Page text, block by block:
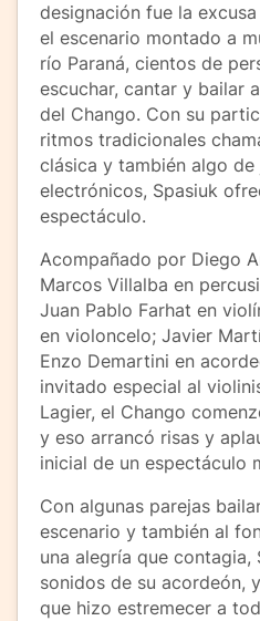
designación fue la
el escenario montado a
río Paraná, cientos de
escuchar, cantar y bailar
del Chango. Con su
ritmos tradicionales
clásica y también algo
electrónicos, Spasiuk
espectáculo.
Acompañado por Diego
Marcos Villalba en
Juan Pablo Farhat en
en violoncelo; Javier
Enzo Demartini en
invitado especial al
Lagier, el Chango
y eso arrancó risas y
inicial de un espectáculo
Con algunas parejas
escenario y también al
una alegría que
sonidos de su acordeón,
que hizo estremecer a